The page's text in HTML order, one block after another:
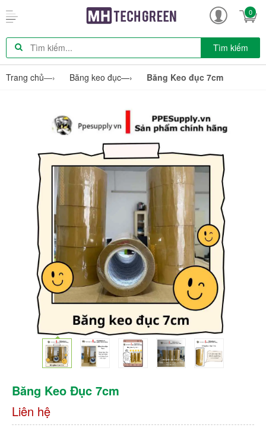
0
Tìm kiếm
Trang chủ—› Băng keo đục—› Băng Keo đục 7cm
Băng Keo Đục 7cm
Liên hệ